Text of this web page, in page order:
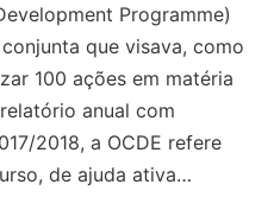
Programme)
que visava, como
100 ações em matéria
anual com
2018, a OCDE refere
de ajuda ativa…